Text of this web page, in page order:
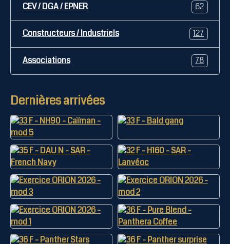
CEV / DGA / EPNER 62
Constructeurs / Industriels 127
Associations 78
Dernières arrivées